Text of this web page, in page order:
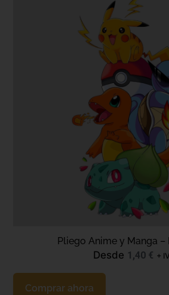
Pliego Anime y Manga –
Desde 1,40 € +
Comprar ahora